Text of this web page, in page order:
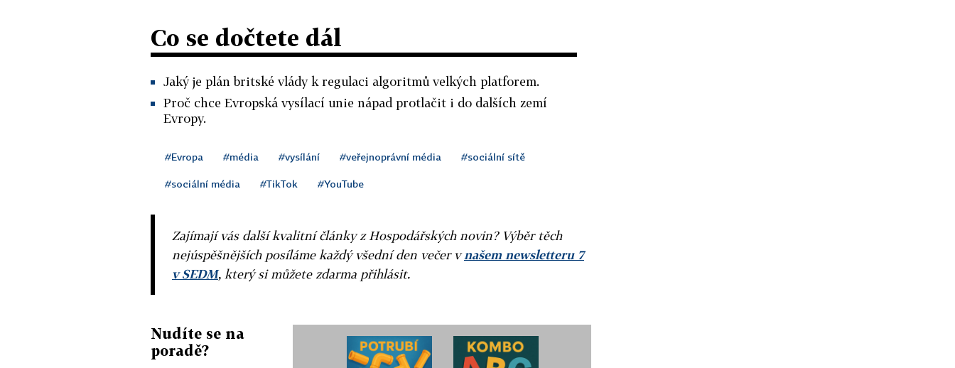
Co se dočtete dál
Jaký je plán britské vlády k regulaci algoritmů velkých platforem.
Proč chce Evropská vysílací unie nápad protlačit i do dalších zemí
Evropy.
#Evropa #média #vysílání #veřejnoprávní média #sociální sítě
#sociální média #TikTok #YouTube
Zajímají vás další kvalitní články z Hospodářských novin? Výběr těch
nejúspěšnějších posíláme každý všední den večer vnašem newsletteru 7
v SEDM, který si můžete zdarma přihlásit.
Nudíte se na
poradě?